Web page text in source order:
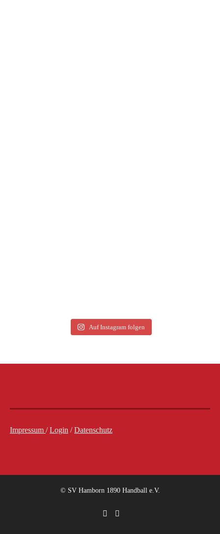
Auf Instagram folgen
Impressum /Login /Datenschutz
© SV Hamborn 1890 Handball e.V.